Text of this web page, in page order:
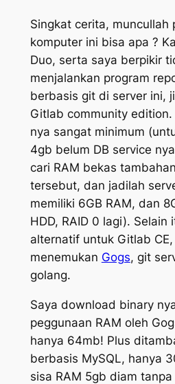
Singkat cerita, muncullah
komputer ini bisa apa ?
Duo, serta saya berpikir
menjalankan program
berbasis git di server ini,
Gitlab community edition.
nya sangat minimum
4gb belum DB service
cari RAM bekas
tersebut, dan jadilah
memiliki 6GB RAM, dan
HDD, RAID 0 lagi). Selain
alternatif untuk Gitlab
menemukan Gogs, git
golang.
Saya download binary
peggunaan RAM oleh
hanya 64mb! Plus
berbasis MySQL, hanya
sisa RAM 5gb diam